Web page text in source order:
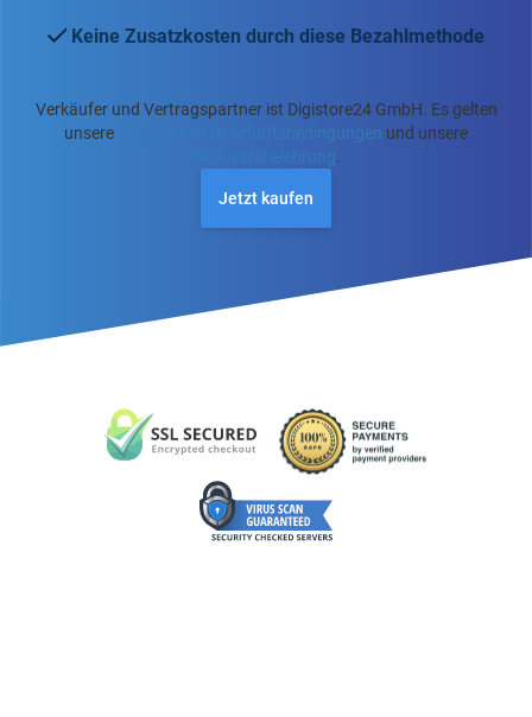
Keine Zusatzkosten durch diese Bezahlmethode
Verkäufer und Vertragspartner ist Digistore24 GmbH. Es gelten
unsere
Allgemeinen Geschäftsbedingungen und unsere
Widerrufsbelehrung.
Jetzt kaufen